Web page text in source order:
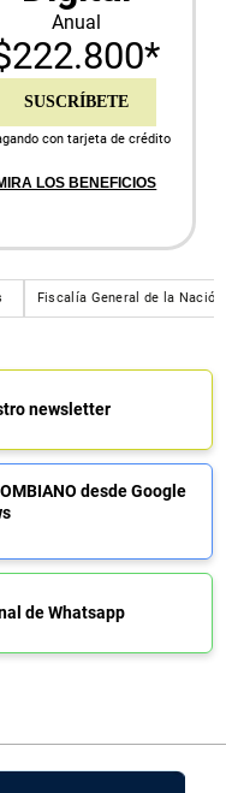
Anual
SUSCRÍBETE
con tarjeta de crédito
LOS BENEFICIOS
Fiscalía General de la Nación
newsletter
desde Google
de Whatsapp